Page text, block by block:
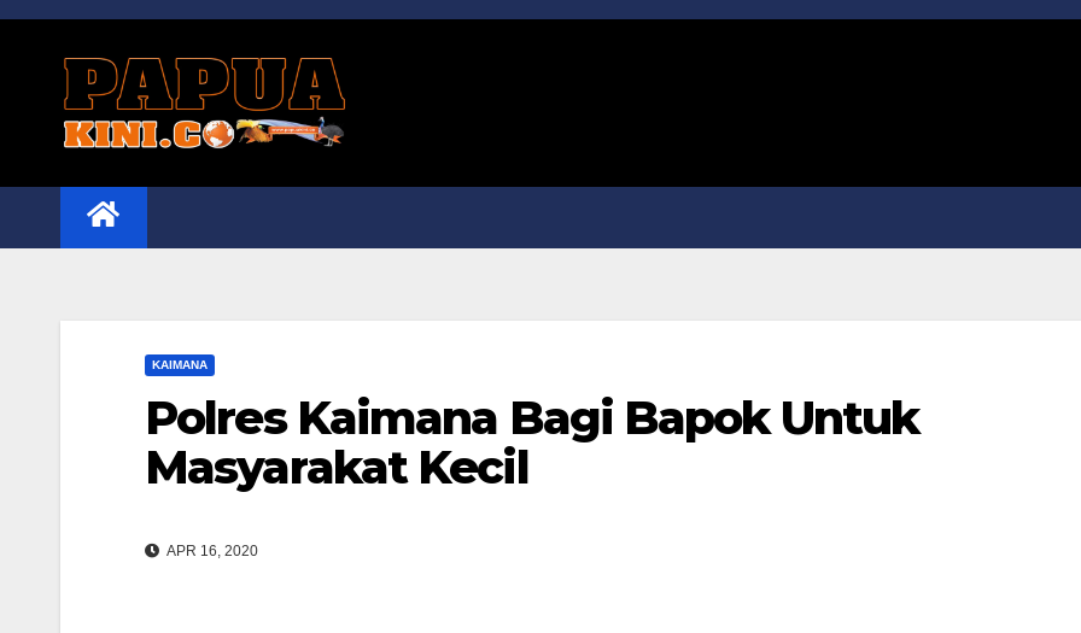
Skip
KAIMANA
Polres Kaimana Bagi Bapok Untuk
Masyarakat Kecil
APR 16, 2020